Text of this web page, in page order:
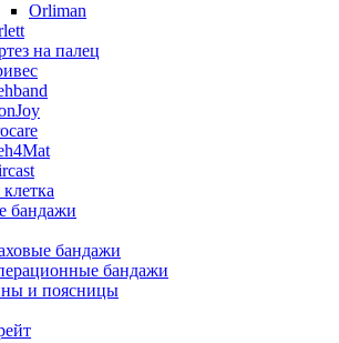
Orliman
на палец
бандажи
бандажи
бандажи
и поясницы